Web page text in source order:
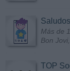
Más de
Bon
TOP